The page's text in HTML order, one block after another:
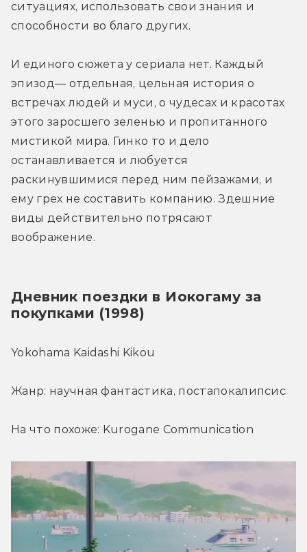
ситуациях, использовать свои знания и
способности во благо других.
И единого сюжета у сериала нет. Каждый
эпизод— отдельная, цельная история о
встречах людей и муси, о чудесах и красотах
этого заросшего зеленью и пропитанного
мистикой мира. Гинко то и дело
останавливается и любуется
раскинувшимися перед ним пейзажами, и
ему грех не составить компанию. Здешние
виды действительно потрясают
воображение.
Дневник поездки в Иокогаму за
покупками (1998)
Yokohama Kaidashi Kikou
Жанр: научная фантастика, постапокалипсис
На что похоже: Kurogane Communication